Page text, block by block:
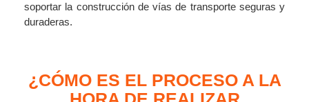
soportar la construcción de vías de transporte seguras y
duraderas.
¿CÓMO ES EL PROCESO A LA